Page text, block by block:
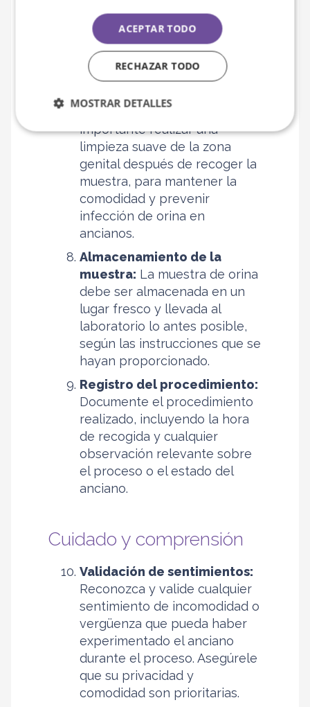
recolección.
Post-recolección
procedimiento:
importante realizar una
limpieza suave de la zona
genital después de recoger la
muestra, para mantener la
comodidad y prevenir
infección de orina en
ancianos.
Almacenamiento de la
muestra: La muestra de orina
debe ser almacenada en un
lugar fresco y llevada al
laboratorio lo antes posible,
según las instrucciones que se
hayan proporcionado.
Registro del procedimiento:
Documente el procedimiento
realizado, incluyendo la hora
de recogida y cualquier
observación relevante sobre
el proceso o el estado del
anciano.
Cuidado y comprensión
Validación de sentimientos:
Reconozca y valide cualquier
sentimiento de incomodidad o
vergüenza que pueda haber
experimentado el anciano
durante el proceso. Asegúrele
que su privacidad y
comodidad son prioritarias.
ACEPTAR TODO
RECHAZAR TODO
MOSTRAR DETALLES